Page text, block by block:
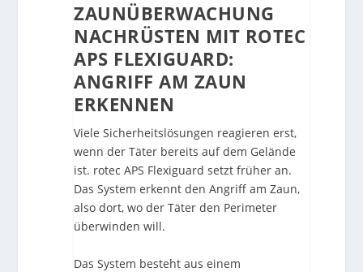
ZAUNÜBERWACHUNG
NACHRÜSTEN MIT ROTEC
APS FLEXIGUARD:
ANGRIFF AM ZAUN
ERKENNEN
Viele Sicherheitslösungen reagieren erst,
wenn der Täter bereits auf dem Gelände
ist. rotec APS Flexiguard setzt früher an.
Das System erkennt den Angriff am Zaun,
also dort, wo der Täter den Perimeter
überwinden will.
Das System besteht aus einem